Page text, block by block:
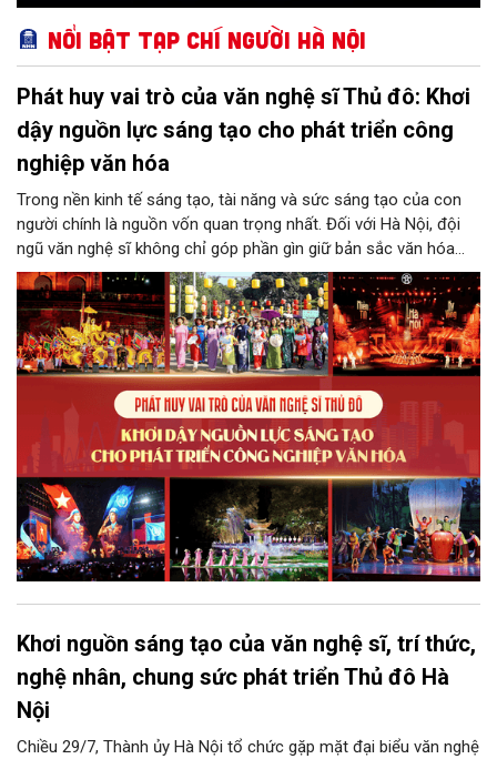
Nổi bật Tạp chí Người Hà Nội
Phát huy vai trò của văn nghệ sĩ Thủ đô: Khơi
dậy nguồn lực sáng tạo cho phát triển công
nghiệp văn hóa
Trong nền kinh tế sáng tạo, tài năng và sức sáng tạo của con
người chính là nguồn vốn quan trọng nhất. Đối với Hà Nội, đội
ngũ văn nghệ sĩ không chỉ góp phần gìn giữ bản sắc văn hóa
mà còn giữ vai trò trung tâm trong quá trình hình thành các sản
phẩm công nghiệp văn hóa có giá trị. Khơi dậy, phát huy và tạo
điều kiện để nguồn lực sáng tạo ấy phát triển sẽ là “chìa khóa”
để Hà Nội khai thác hiệu quả tiềm năng văn hóa, nâng cao năng
lực cạnh tranh và khẳng định vị thế của một trung tâm sáng tạo
trong kỷ nguyên mới.
Khơi nguồn sáng tạo của văn nghệ sĩ, trí thức,
nghệ nhân, chung sức phát triển Thủ đô Hà
Nội
Chiều 29/7, Thành ủy Hà Nội tổ chức gặp mặt đại biểu văn nghệ